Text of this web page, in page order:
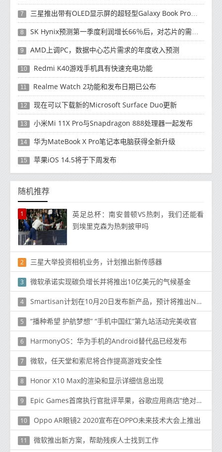
7 三星推出带有OLED显示屏的超轻型Galaxy Book Pro和Galaxy Book Pro 360笔记本电脑
8 SK Hynix预测第一季度利润增长66％后，对芯片的需求将增强
9 AMD上调PC，数据中心芯片需求的年度收入预测
10 Redmi K40游戏手机具有快速充电功能
11 Realme Watch 2功能和发布日期已公布
12 现在可以下载新的Microsoft Surface Duo更新
13 小米Mi 11X Pro与Snapdragon 888处理器一起发布
14 华为MateBook X Pro笔记本电脑获得全新升级
15 苹果iOS 14.5将于下周发布
随机推荐
1
英足总杯：南安普顿VS热刺，我们还能看
到埃里克森为热刺披甲吗
2 三星大举投资相机业务，计划推出新传感器
3 微软承诺实现碳负增长并将推出10亿美元的气候基金
4 Smartisan计划在10月20日发布新产品，预计将推出Nut Pro 4
5 “播种希望 护航梦想” “手机中国红”第九站活动完美收官
6 HarmonyOS：华为手机的Android替代品已经发布
7 微软，任天堂和索尼将合作提高游戏安全性
8 Honor X10 Max的渲染和显示详细信息出现
9 Epic Games首席执行官批评苹果，谷歌应用商店“绝对垄断”
10 Oppo AR眼镜2 2020宣布在OPPO未来技术大会上推出
11 微软推出新方案，帮助残疾人士找到工作